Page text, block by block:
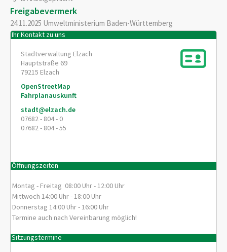
Freigabevermerk
24.11.2025 Umweltministerium Baden-Württemberg
Ihr Kontakt zu uns
Stadtverwaltung Elzach
Hauptstraße 69
79215 Elzach
OpenStreetMap
Fahrplanauskunft
stadt@elzach.de
07682 - 804 - 0
07682 - 804 - 55
Öffnungszeiten
Montag - Freitag 08:00 Uhr - 12:00 Uhr
Mittwoch 14:00 Uhr - 18:00 Uhr
Donnerstag 14:00 Uhr - 16:00 Uhr
Termine auch nach Vereinbarung möglich!
Sitzungstermine